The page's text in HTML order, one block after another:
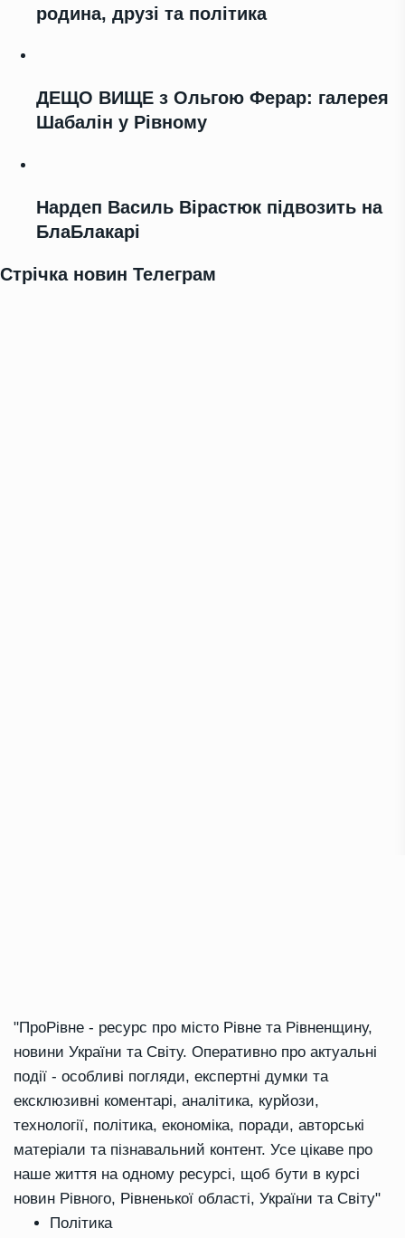
родина, друзі та політика
ДЕЩО ВИЩЕ з Ольгою Ферар: галерея
Шабалін у Рівному
Нардеп Василь Вірастюк підвозить на
БлаБлакарі
Стрічка новин Телеграм
"ПроРівне - ресурс про місто Рівне та Рівненщину,
новини України та Світу. Оперативно про актуальні
події - особливі погляди, експертні думки та
ексклюзивні коментарі, аналітика, курйози,
технології, політика, економіка, поради, авторські
матеріали та пізнавальний контент. Усе цікаве про
наше життя на одному ресурсі, щоб бути в курсі
новин Рівного, Рівненької області, України та Світу"
Політика